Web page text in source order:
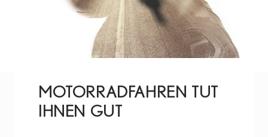
MOTORRADFAHREN TUT
IHNEN GUT